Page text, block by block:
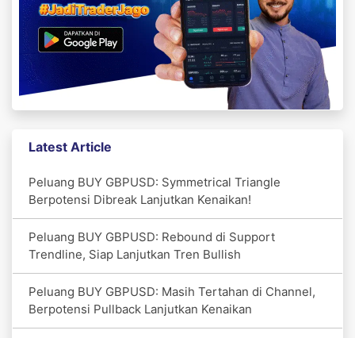
Latest Article
Peluang BUY GBPUSD: Symmetrical Triangle
Berpotensi Dibreak Lanjutkan Kenaikan!
Peluang BUY GBPUSD: Rebound di Support
Trendline, Siap Lanjutkan Tren Bullish
Peluang BUY GBPUSD: Masih Tertahan di Channel,
Berpotensi Pullback Lanjutkan Kenaikan